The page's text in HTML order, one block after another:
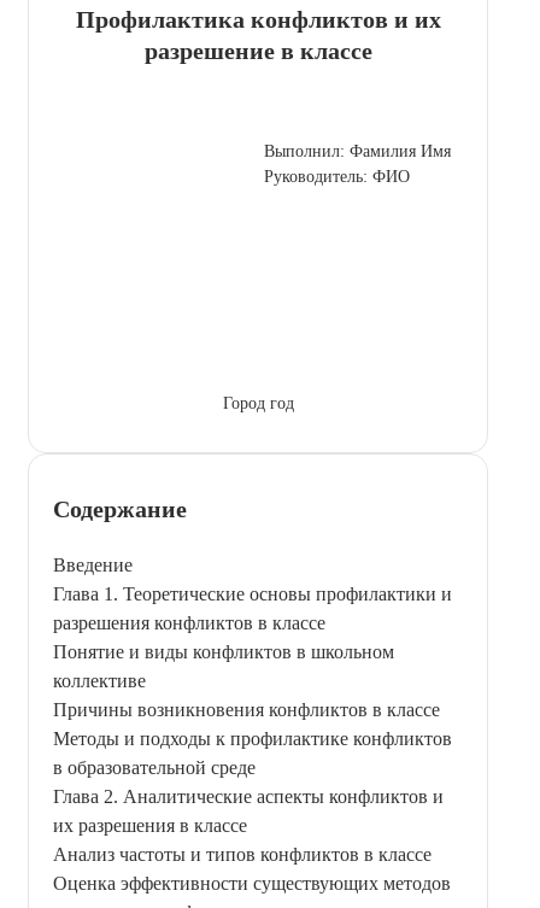
Профилактика конфликтов и их
разрешение в классе
Выполнил: Фамилия Имя
Руководитель: ФИО
Город год
Содержание
Введение
Глава 1. Теоретические основы профилактики и
разрешения конфликтов в классе
Понятие и виды конфликтов в школьном
коллективе
Причины возникновения конфликтов в классе
Методы и подходы к профилактике конфликтов
в образовательной среде
Глава 2. Аналитические аспекты конфликтов и
их разрешения в классе
Анализ частоты и типов конфликтов в классе
Оценка эффективности существующих методов